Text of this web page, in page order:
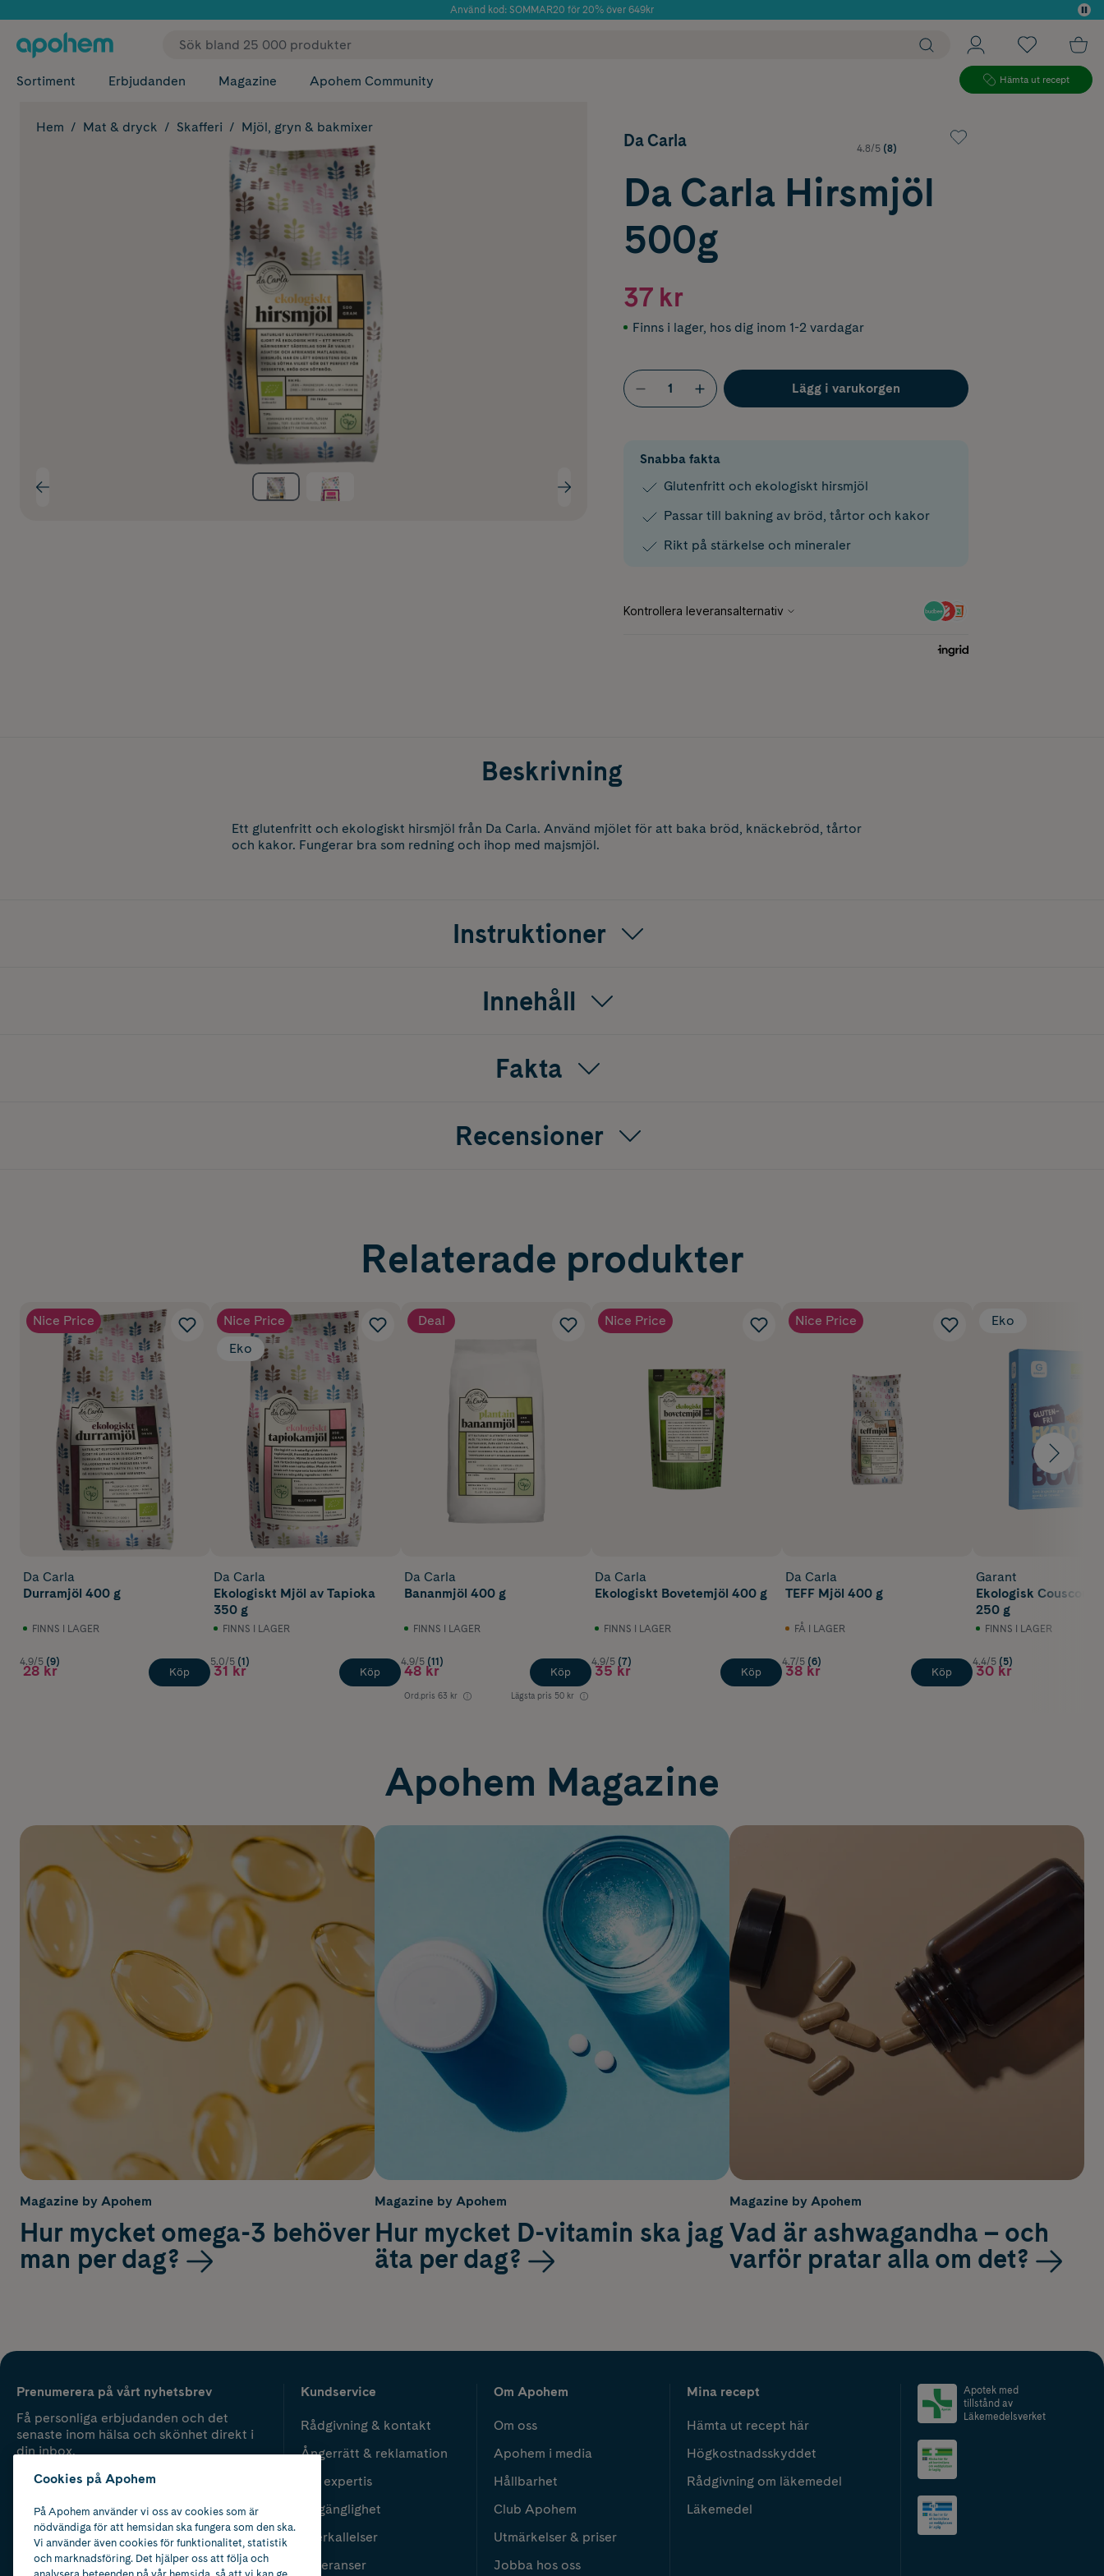
Använd kod: SOMMAR20 för 20% över 649kr
✓ Fri frakt
Sortiment Erbjudanden Magazine Apohem Community Hämta ut recept
Hem Mat & dryck Skafferi Mjöl, gryn & bakmixer
Da Carla 4.8/5 (8)
Da Carla Hirsmjöl
500g
37 kr
Finns i lager, hos dig inom 1-2 vardagar
Lägg i varukorgen
Snabba fakta
Glutenfritt och ekologiskt hirsmjöl
Passar till bakning av bröd, tårtor och kakor
Rikt på stärkelse och mineraler
Beskrivning
Ett glutenfritt och ekologiskt hirsmjöl från Da Carla. Använd mjölet för att baka bröd, knäckebröd, tårtor
och kakor. Fungerar bra som redning och ihop med majsmjöl.
Instruktioner
Innehåll
Fakta
Recensioner
Relaterade produkter
Nice Price
Da Carla
Durramjöl 400 g
FINNS I LAGER
4.9/5 (9)
28 kr Köp
Nice Price
Eko
Da Carla
Ekologiskt Mjöl av Tapioka
350 g
FINNS I LAGER
5.0/5 (1)
31 kr Köp
Deal
Da Carla
Bananmjöl 400 g
FINNS I LAGER
4.9/5 (11)
48 kr
Ord.pris 63 kr Lägsta pris 50 kr
Köp
Nice Price
Da Carla
Ekologiskt Bovetemjöl 400 g
FINNS I LAGER
4.9/5 (7)
35 kr Köp
Nice Price
Da Carla
TEFF Mjöl 400 g
FÅ I LAGER
4.7/5 (6)
38 kr Köp
Eko
Garant
Ekologisk Couscous
250 g
FINNS I LAGER
4.4/5 (5)
30 kr
Apohem Magazine
Magazine by Apohem
Hur mycket omega-3 behöver
man per dag?
Magazine by Apohem
Hur mycket D-vitamin ska jag
äta per dag?
Magazine by Apohem
Vad är ashwagandha – och
varför pratar alla om det?
Prenumerera på vårt nyhetsbrev
Få personliga erbjudanden och det
senaste inom hälsa och skönhet direkt i
din inbox.
Kundservice
Rådgivning & kontakt
Ångerrätt & reklamation
Vår expertis
Tillgänglighet
Återkallelser
Leveranser
Om Apohem
Om oss
Apohem i media
Hållbarhet
Club Apohem
Utmärkelser & priser
Jobba hos oss
Mina recept
Hämta ut recept här
Högkostnadsskyddet
Rådgivning om läkemedel
Läkemedel
Apotek med
tillstånd av
Läkemedelsverket
Cookies på Apohem
På Apohem använder vi oss av cookies som är
nödvändiga för att hemsidan ska fungera som den ska.
Vi använder även cookies för funktionalitet, statistik
och marknadsföring. Det hjälper oss att följa och